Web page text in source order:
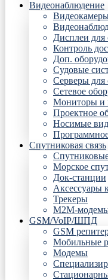
Видеонаблюдение
Дисплеи для
Контроль
Доп.
Судовые
Серверы для
Сетевое
Мониторы и
Проектное
Носимые
Спутниковая связь
Морское
Док-станции
Аксессуары
Трекеры
М2М-
GSM/VoIP/ШПД
GSM
Мобильные
Модемы